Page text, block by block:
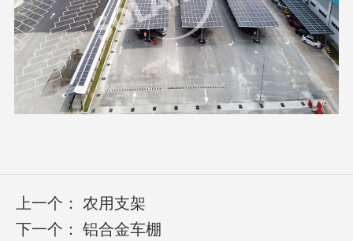
上一个： 农用支架
下一个： 铝合金车棚